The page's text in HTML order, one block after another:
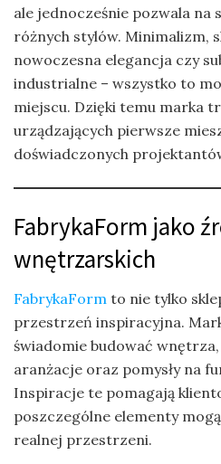
ale jednocześnie pozwala na
różnych stylów. Minimalizm,
nowoczesna elegancja czy
industrialne – wszystko to
miejscu. Dzięki temu marka
urządzających pierwsze
doświadczonych
FabrykaForm jako
wnętrzarskich
FabrykaForm to nie tylko
przestrzeń inspiracyjna.
świadomie budować
aranżacje oraz pomysły na
Inspiracje te pomagają
poszczególne elementy
realnej przestrzeni.